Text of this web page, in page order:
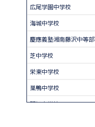
広尾学園中学校
海城中学校
慶應義塾湘南藤沢中等部
芝中学校
栄東中学校
巣鴨中学校
開智中学校